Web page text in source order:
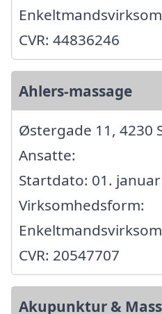
CVR: 44836246
Ahlers-massage
Østergade 11, 4230
Ansatte:
Startdato: 01.
Virksomhedsform:
CVR: 20547707
Akupunktur &